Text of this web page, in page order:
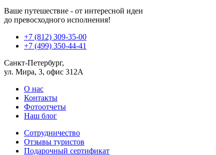
Ваше путешествие - от интересной идеи
до превосходного исполнения!
+7 (812) 309-35-00
+7 (499) 350-44-41
Санкт-Петербург,
ул. Мира, 3, офис 312А
О нас
Контакты
Фотоотчеты
Наш блог
Сотрудничество
Отзывы туристов
Подарочный сертификат